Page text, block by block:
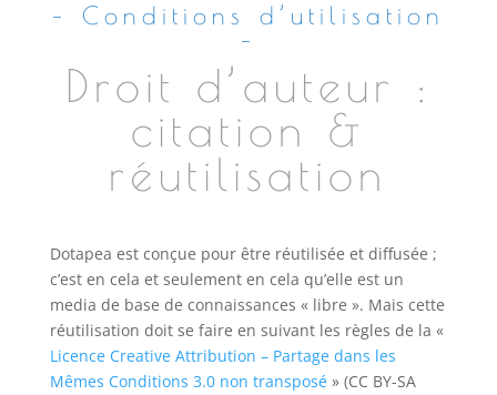
– Conditions d’utilisation
–
Droit d’auteur :
citation &
réutilisation
Dotapea est conçue pour être réutilisée et diffusée ;
c’est en cela et seulement en cela qu’elle est un
media de base de connaissances « libre ». Mais cette
réutilisation doit se faire en suivant les règles de la «
Licence Creative Attribution – Partage dans les
Mêmes Conditions 3.0 non transposé » (CC BY-SA